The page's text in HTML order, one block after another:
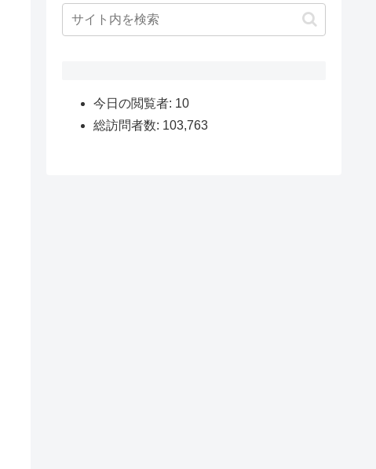
今日の閲覧者: 10
総訪問者数: 103,763